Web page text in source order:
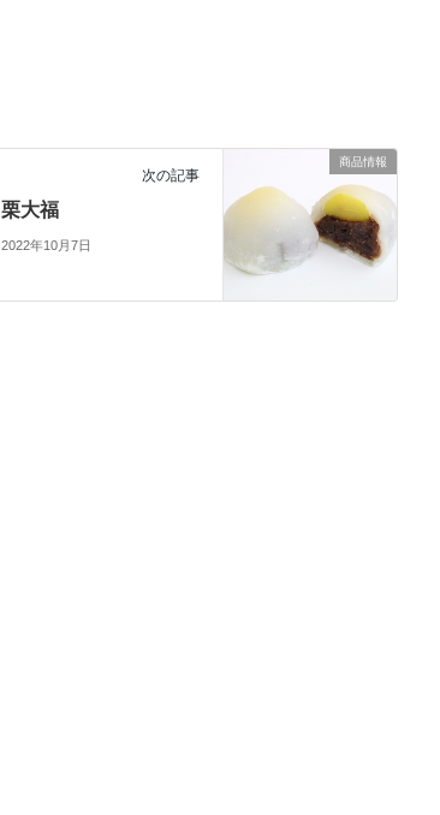
商品情報
次の記事
栗大福
2022年10月7日